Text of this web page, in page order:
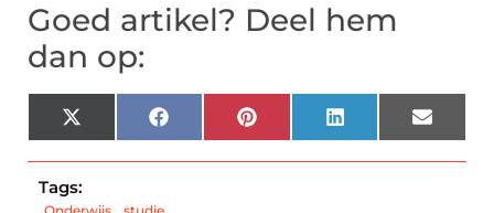
Goed artikel? Deel hem
dan op:
X
(Twitter)
Facebook Pinterest LinkedIn Email
Tags: